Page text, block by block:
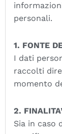
personali.
1. FONTE
I dati
raccolti
momento
2.
Sia in caso